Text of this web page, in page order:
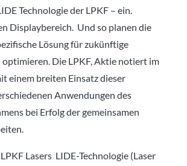
Technologie der LPKF – ein.
Displaybereich. Und so planen die
Lösung für zukünftige
optimieren. Die LPKF, Aktie notiert im
einem breiten Einsatz dieser
Anwendungen des
bei Erfolg der gemeinsamen
Lasers LIDE-Technologie (Laser